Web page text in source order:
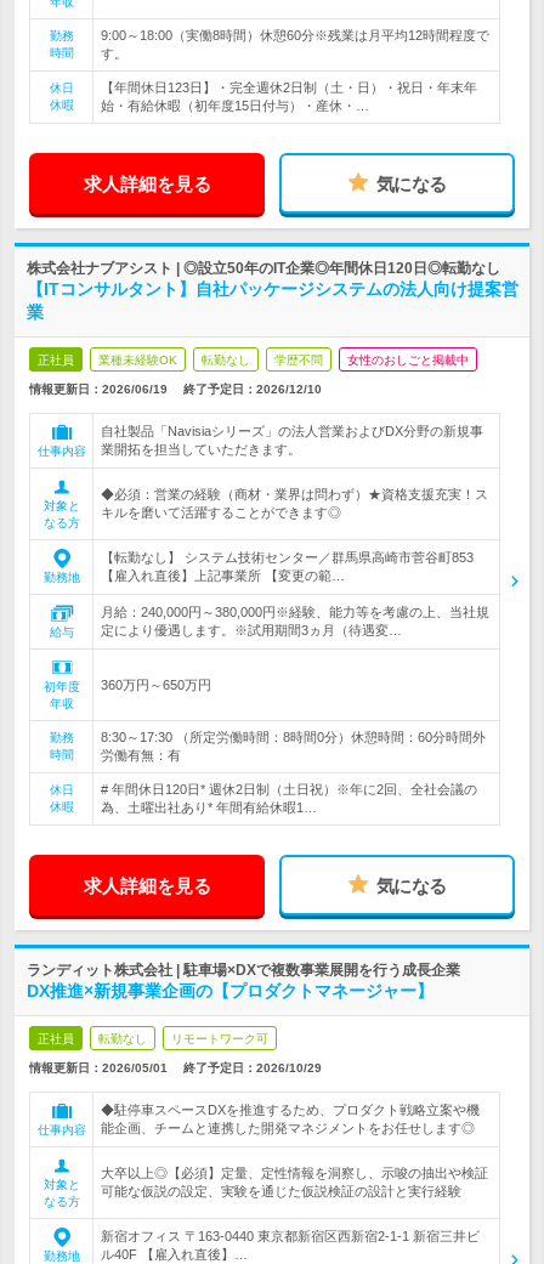
勤務
時間
9:00～18:00（実働8時間）休憩60分※残業は月平均12時間程度で
す。
休日
休暇
【年間休日123日】・完全週休2日制（土・日）・祝日・年末年
始・有給休暇（初年度15日付与）・産休・…
求人詳細を見る 気になる
株式会社ナブアシスト | ◎設立50年のIT企業◎年間休日120日◎転勤なし
【ITコンサルタント】自社パッケージシステムの法人向け提案営
業
正社員 業種未経験OK 転勤なし 学歴不問 女性のおしごと掲載中
情報更新日：2026/06/19 終了予定日： 2026/12/10
仕事内容
自社製品「Navisiaシリーズ」の法人営業およびDX分野の新規事
業開拓を担当していただきます。
対象と
なる方
◆必須：営業の経験（商材・業界は問わず）★資格支援充実！ス
キルを磨いて活躍することができます◎
勤務地
【転勤なし】 システム技術センター／群馬県高崎市菅谷町853
【雇入れ直後】上記事業所 【変更の範…
給与
月給：240,000円～380,000円※経験、能力等を考慮の上、当社規
定により優遇します。※試用期間3ヵ月（待遇変…
初年度
年収
360万円～650万円
勤務
時間
8:30～17:30 （所定労働時間：8時間0分）休憩時間：60分時間外
労働有無：有
休日
休暇
# 年間休日120日* 週休2日制（土日祝）※年に2回、全社会議の
為、土曜出社あり* 年間有給休暇1…
求人詳細を見る 気になる
ランディット株式会社 | 駐車場×DXで複数事業展開を行う成長企業
DX推進×新規事業企画の【プロダクトマネージャー】
正社員 転勤なし リモートワーク可
情報更新日：2026/05/01 終了予定日： 2026/10/29
仕事内容
◆駐停車スペースDXを推進するため、プロダクト戦略立案や機
能企画、チームと連携した開発マネジメントをお任せします◎
対象と
なる方
大卒以上◎【必須】定量、定性情報を洞察し、示唆の抽出や検証
可能な仮説の設定、実験を通じた仮説検証の設計と実行経験
勤務地
新宿オフィス 〒163-0440 東京都新宿区西新宿2-1-1 新宿三井ビ
ル40F 【雇入れ直後】…